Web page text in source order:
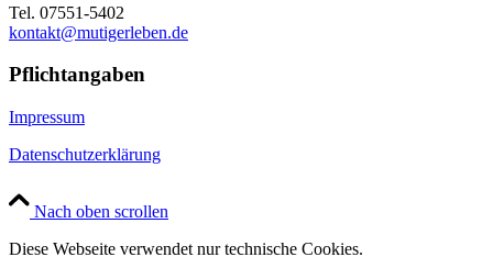
Tel. 07551-5402
kontakt@mutigerleben.de
Pflichtangaben
Impressum
Datenschutzerklärung
Nach oben scrollen
Diese Webseite verwendet nur technische Cookies.